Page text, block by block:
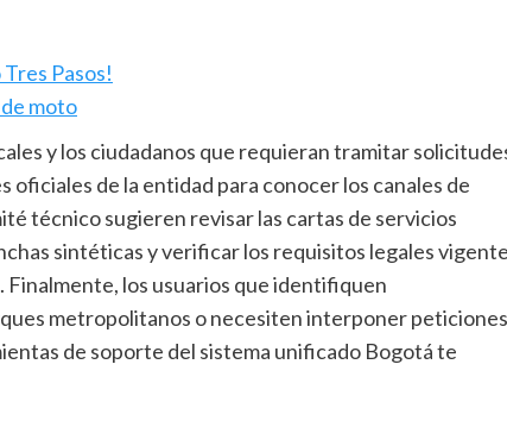
Pasos!
moto
y los ciudadanos que requieran tramitar
de la entidad para conocer los canales de
técnico sugieren revisar las cartas de servicios
sintéticas y verificar los requisitos legales
Finalmente, los usuarios que identifiquen
metropolitanos o necesiten interponer
de soporte del sistema unificado Bogotá te